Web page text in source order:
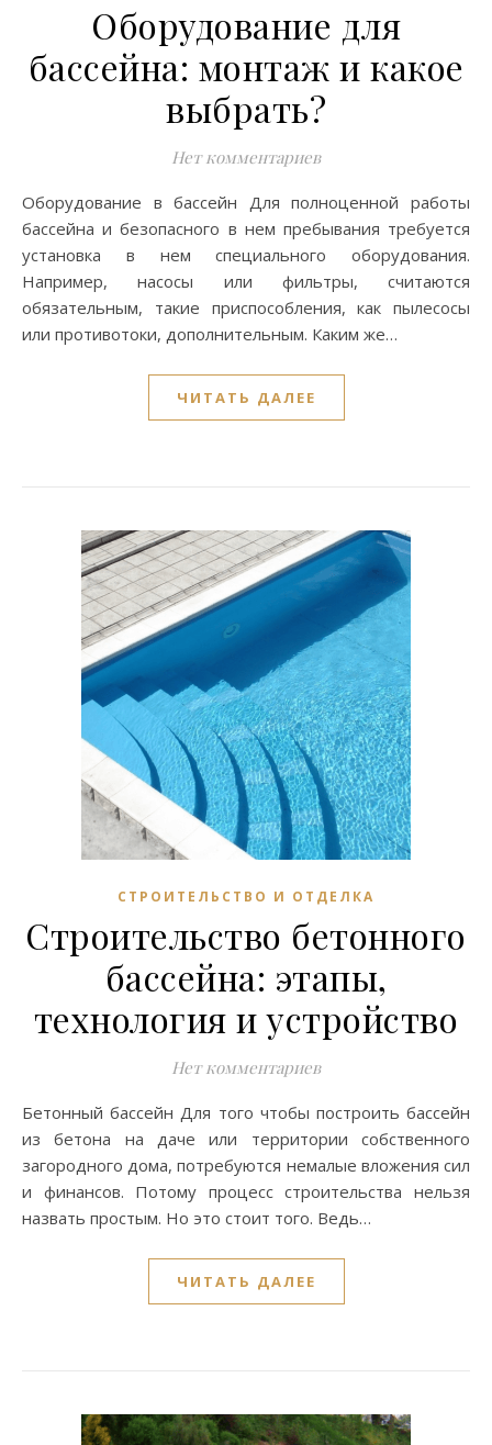
Оборудование для
бассейна: монтаж и какое
выбрать?
Нет комментариев
Оборудование в бассейн Для полноценной работы
бассейна и безопасного в нем пребывания требуется
установка в нем специального оборудования.
Например, насосы или фильтры, считаются
обязательным, такие приспособления, как пылесосы
или противотоки, дополнительным. Каким же…
ЧИТАТЬ ДАЛЕЕ
СТРОИТЕЛЬСТВО И ОТДЕЛКА
Строительство бетонного
бассейна: этапы,
технология и устройство
Нет комментариев
Бетонный бассейн Для того чтобы построить бассейн
из бетона на даче или территории собственного
загородного дома, потребуются немалые вложения сил
и финансов. Потому процесс строительства нельзя
назвать простым. Но это стоит того. Ведь…
ЧИТАТЬ ДАЛЕЕ